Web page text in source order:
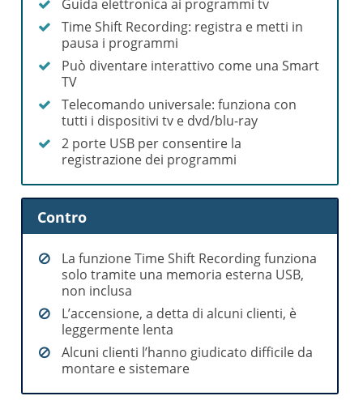
Guida elettronica ai programmi tv
Time Shift Recording: registra e metti in
pausa i programmi
Può diventare interattivo come una Smart
TV
Telecomando universale: funziona con
tutti i dispositivi tv e dvd/blu-ray
2 porte USB per consentire la
registrazione dei programmi
Contro
La funzione Time Shift Recording funziona
solo tramite una memoria esterna USB,
non inclusa
L’accensione, a detta di alcuni clienti, è
leggermente lenta
Alcuni clienti l’hanno giudicato difficile da
montare e sistemare